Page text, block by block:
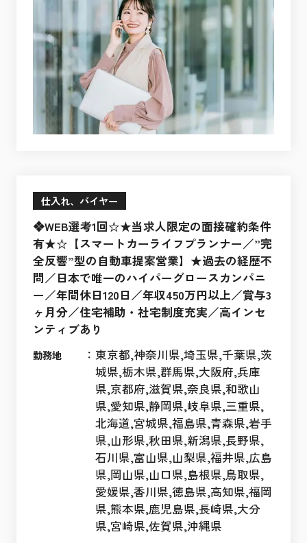
仕入れ、バイヤー
❖WEB選考1回☆★当求人限定の面接確約条件
有★☆【スマートカーライフプランナー／”完
全反響”型の自動車提案営業】★過去の経歴不
問／日本で唯一のハイパーグロースカンパニ
ー／年間休日120日／年収450万円以上／賞与3
ヶ月分／住宅補助・社宅制度充実／高インセ
ンティブあり
勤務地 ： 東京都,神奈川県,埼玉県,千葉県,茨
城県,栃木県,群馬県,大阪府,兵庫
県,京都府,滋賀県,奈良県,和歌山
県,愛知県,静岡県,岐阜県,三重県,
北海道,宮城県,福島県,青森県,岩手
県,山形県,秋田県,新潟県,長野県,
石川県,富山県,山梨県,福井県,広島
県,岡山県,山口県,島根県,鳥取県,
愛媛県,香川県,徳島県,高知県,福岡
県,熊本県,鹿児島県,長崎県,大分
県,宮崎県,佐賀県,沖縄県